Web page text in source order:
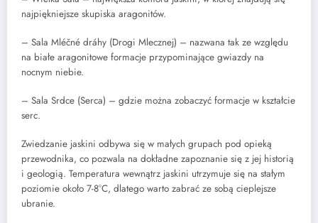
najpiękniejsze skupiska aragonitów.
– Sala Mléčné dráhy (Drogi Mlecznej) – nazwana tak ze względu
na białe aragonitowe formacje przypominające gwiazdy na
nocnym niebie.
– Sala Srdce (Serca) – gdzie można zobaczyć formacje w kształcie
serc.
Zwiedzanie jaskini odbywa się w małych grupach pod opieką
przewodnika, co pozwala na dokładne zapoznanie się z jej historią
i geologią. Temperatura wewnątrz jaskini utrzymuje się na stałym
poziomie około 7-8°C, dlatego warto zabrać ze sobą cieplejsze
ubranie.